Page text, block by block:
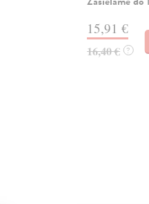
15,91 €
16,40 € ?